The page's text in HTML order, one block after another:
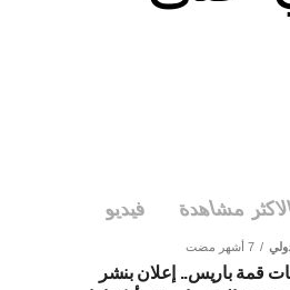
مشاهدة فيديو
7 أشهر مضت
قمة باريس.. إعلان بنشر